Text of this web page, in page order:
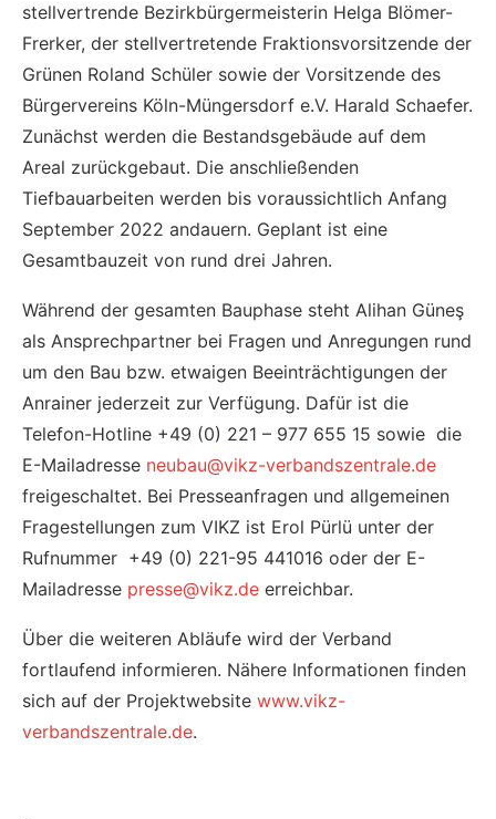
stellvertrende Bezirkbürgermeisterin Helga Blömer-
Frerker, der stellvertretende Fraktionsvorsitzende der
Grünen Roland Schüler sowie der Vorsitzende des
Bürgervereins Köln-Müngersdorf e.V. Harald Schaefer.
Zunächst werden die Bestandsgebäude auf dem
Areal zurückgebaut. Die anschließenden
Tiefbauarbeiten werden bis voraussichtlich Anfang
September 2022 andauern. Geplant ist eine
Gesamtbauzeit von rund drei Jahren.
Während der gesamten Bauphase steht Alihan Güneş
als Ansprechpartner bei Fragen und Anregungen rund
um den Bau bzw. etwaigen Beeinträchtigungen der
Anrainer jederzeit zur Verfügung. Dafür ist die
Telefon-Hotline +49 (0) 221 – 977 655 15 sowie die
E-Mailadresse neubau@vikz-verbandszentrale.de
freigeschaltet. Bei Presseanfragen und allgemeinen
Fragestellungen zum VIKZ ist Erol Pürlü unter der
Rufnummer +49 (0) 221-95 441016 oder der E-
Mailadresse presse@vikz.de erreichbar.
Über die weiteren Abläufe wird der Verband
fortlaufend informieren. Nähere Informationen finden
sich auf der Projektwebsite www.vikz-
verbandszentrale.de.